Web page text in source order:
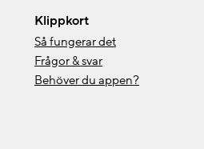
Klippkort
Så fungerar det
Frågor & svar
Behöver du appen?